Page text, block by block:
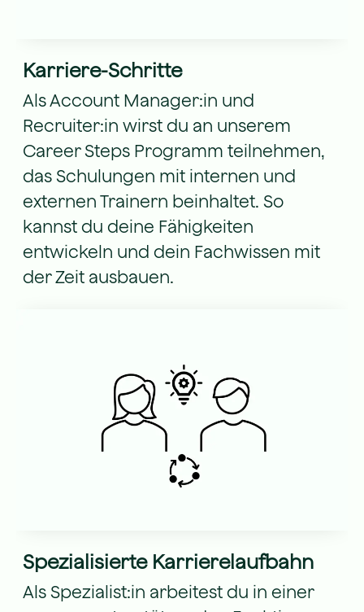
Karriere-Schritte
Als Account Manager:in und
Recruiter:in wirst du an unserem
Career Steps Programm teilnehmen,
das Schulungen mit internen und
externen Trainern beinhaltet. So
kannst du deine Fähigkeiten
entwickeln und dein Fachwissen mit
der Zeit ausbauen.
Spezialisierte Karrierelaufbahn
Als Spezialist:in arbeitest du in einer